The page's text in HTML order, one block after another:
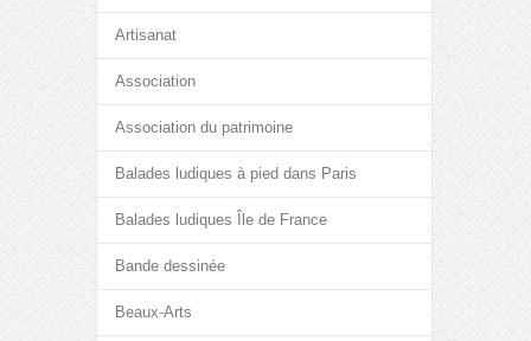
Artisanat
Association
Association du patrimoine
Balades ludiques à pied dans Paris
Balades ludiques Île de France
Bande dessinée
Beaux-Arts